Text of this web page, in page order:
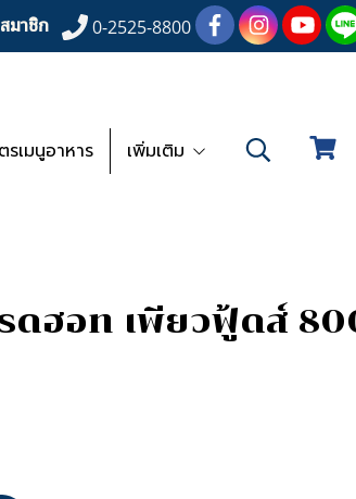
มาชิก 0-2525-8800
รเมนูอาหาร เพิ่มเติม
ดฮอท เพียวฟู้ดส์